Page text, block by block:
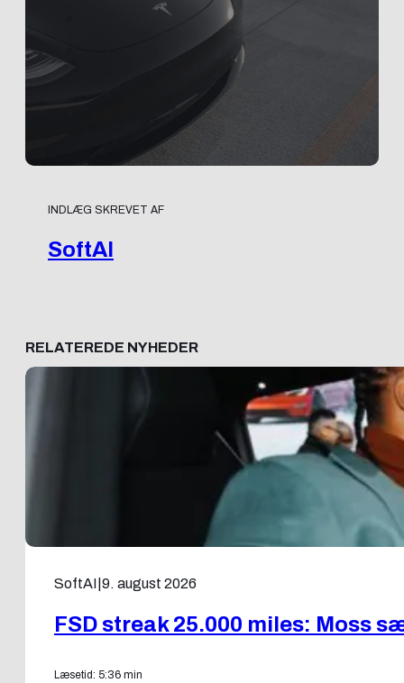
INDLÆG SKREVET AF
SoftAI
RELATEREDE NYHEDER
SoftAI 9. august 2026
FSD streak 25.000 miles: Moss
Læsetid: 5:36 min